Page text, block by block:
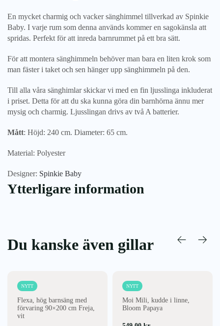
En mycket charmig och vacker sänghimmel tillverkad av Spinkie
Baby. I varje rum som denna används kommer en sagokänsla att
spridas. Perfekt för att inreda barnrummet på ett bra sätt.
För att montera sänghimmeln behöver man bara en liten krok som
man fäster i taket och sen hänger upp sänghimmeln på den.
Till alla våra sänghimlar skickar vi med en fin ljusslinga inkluderat
i priset. Detta för att du ska kunna göra din barnhörna ännu mer
mysig och charmig. Ljusslingan drivs av två A batterier.
Mått: Höjd: 240 cm. Diameter: 65 cm.
Material: Polyester
Designer: Spinkie Baby
Ytterligare information
Du kanske även gillar
NYTT
Flexa, hög barnsäng med
förvaring 90×200 cm Freja,
vit
NYTT
Moi Mili, kudde i linne,
Bloom Papaya